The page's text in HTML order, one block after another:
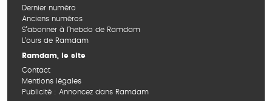
Dernier numéro
Anciens numéros
S’abonner à l’hebdo de Ramdam
L’ours de Ramdam
Ramdam, le site
Contact
Mentions légales
Publicité : Annoncez dans Ramdam